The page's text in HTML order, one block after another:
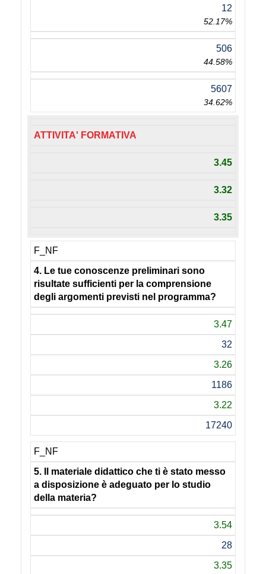
12
52.17%
506
44.58%
5607
34.62%
ATTIVITA' FORMATIVA
3.45
3.32
3.35
F_NF
4. Le tue conoscenze preliminari sono
risultate sufficienti per la comprensione
degli argomenti previsti nel programma?
3.47
32
3.26
1186
3.22
17240
F_NF
5. Il materiale didattico che ti è stato messo
a disposizione è adeguato per lo studio
della materia?
3.54
28
3.35